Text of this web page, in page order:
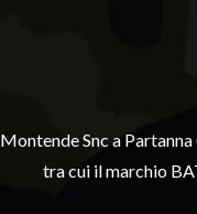
Montende Snc a
tra cui il marchio